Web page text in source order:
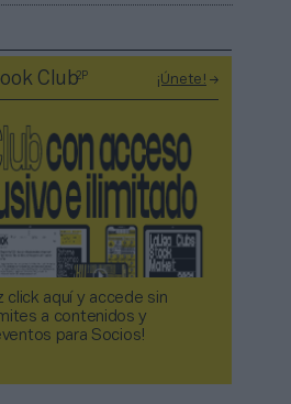
Club2P ¡Únete!
click aquí y accede sin
a contenidos y
para Socios!​​​​​​​